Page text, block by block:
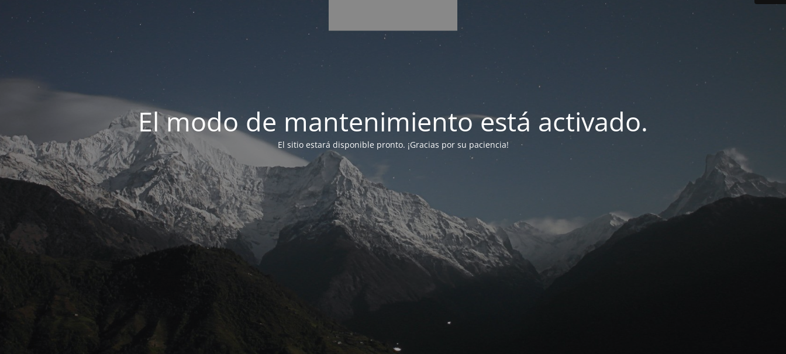
El modo de mantenimiento está activado.
El sitio estará disponible pronto. ¡Gracias por su paciencia!